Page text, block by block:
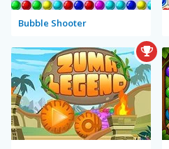
Bubble Shooter